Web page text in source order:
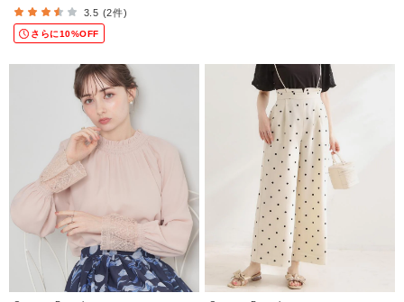
3.5 (2件)
さらに10%OFF